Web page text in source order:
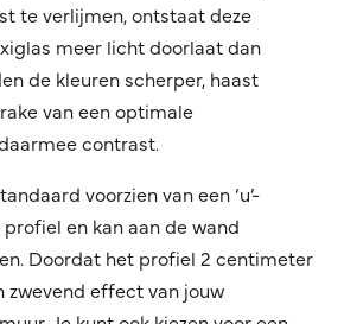
te verlijmen, ontstaat deze
meer licht doorlaat dan
de kleuren scherper, haast
van een optimale
contrast.
voorzien van een ‘u’-
en kan aan de wand
Doordat het profiel 2 centimeter
zwevend effect van jouw